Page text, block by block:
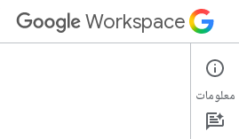
Workspace
Apps Script
نظرة عامة
معلومات